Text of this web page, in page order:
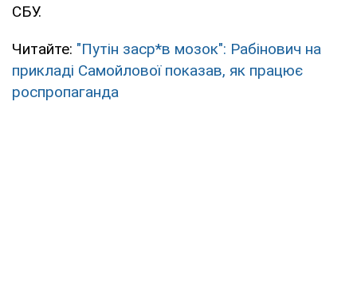
СБУ.
Читайте: "Путін заср*в мозок": Рабінович на
прикладі Самойлової показав, як працює
роспропаганда